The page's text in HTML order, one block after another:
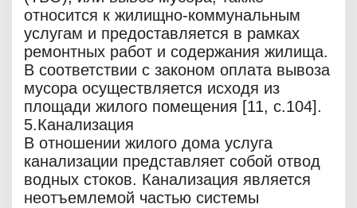
относится к жилищно-коммунальным
услугам и предоставляется в рамках
ремонтных работ и содержания жилища.
В соответствии с законом оплата вывоза
мусора осуществляется исходя из
площади жилого помещения [11, c.104].
5.Канализация
В отношении жилого дома услуга
канализации представляет собой отвод
водных стоков. Канализация является
неотъемлемой частью системы